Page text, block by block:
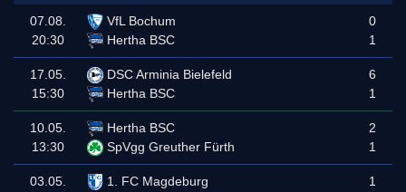
07.08.
20:30
VfL Bochum
Hertha BSC
0
1
17.05.
15:30
DSC Arminia Bielefeld
Hertha BSC
6
1
10.05.
13:30
Hertha BSC
SpVgg Greuther Fürth
2
1
03.05.
1. FC Magdeburg
1